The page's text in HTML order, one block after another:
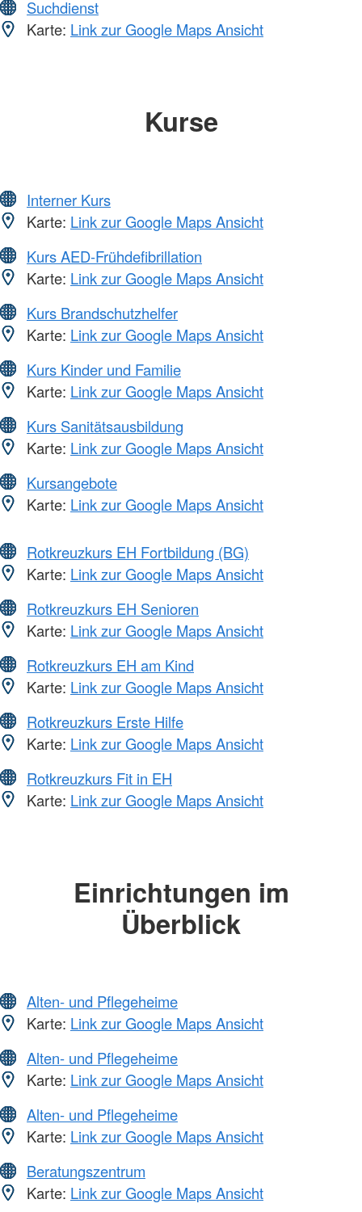
Suchdienst
Karte: Link zur Google Maps Ansicht
Kurse
Interner Kurs
Karte: Link zur Google Maps Ansicht
Kurs AED-Frühdefibrillation
Karte: Link zur Google Maps Ansicht
Kurs Brandschutzhelfer
Karte: Link zur Google Maps Ansicht
Kurs Kinder und Familie
Karte: Link zur Google Maps Ansicht
Kurs Sanitätsausbildung
Karte: Link zur Google Maps Ansicht
Kursangebote
Karte: Link zur Google Maps Ansicht
Rotkreuzkurs EH Fortbildung (BG)
Karte: Link zur Google Maps Ansicht
Rotkreuzkurs EH Senioren
Karte: Link zur Google Maps Ansicht
Rotkreuzkurs EH am Kind
Karte: Link zur Google Maps Ansicht
Rotkreuzkurs Erste Hilfe
Karte: Link zur Google Maps Ansicht
Rotkreuzkurs Fit in EH
Karte: Link zur Google Maps Ansicht
Einrichtungen im
Überblick
Alten- und Pflegeheime
Karte: Link zur Google Maps Ansicht
Alten- und Pflegeheime
Karte: Link zur Google Maps Ansicht
Alten- und Pflegeheime
Karte: Link zur Google Maps Ansicht
Beratungszentrum
Karte: Link zur Google Maps Ansicht